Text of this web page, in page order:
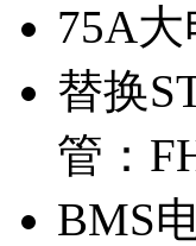
75A
替换
管：
BMS